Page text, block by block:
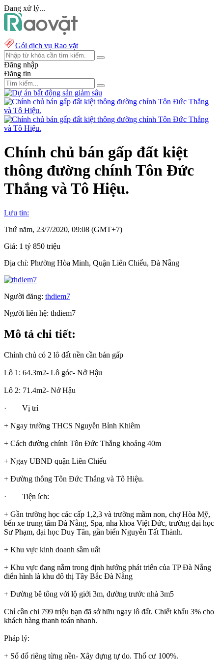
Đang xử lý...
Gói dịch vụ Rao vặt
Đăng nhập
Đăng tin
Chính chủ bán gấp đất kiệt
thông đường chính Tôn Đức
Thắng và Tô Hiệu.
Lưu tin:
Thứ năm, 23/7/2020, 09:08 (GMT+7)
Giá: 1 tỷ 850 triệu
Địa chỉ: Phường Hòa Minh, Quận Liên Chiểu, Đà Nẵng
Người đăng: thdiem7
Người liên hệ: thdiem7
Mô tả chi tiết:
Chính chủ có 2 lô đất nền cần bán gấp
Lô 1: 64.3m2- Lô góc- Nở Hậu
Lô 2: 71.4m2- Nở Hậu
· Vị trí
+ Ngay trường THCS Nguyễn Bỉnh Khiêm
+ Cách đường chính Tôn Đức Thắng khoảng 40m
+ Ngay UBND quận Liên Chiểu
+ Đường thông Tôn Đức Thắng và Tô Hiệu.
· Tiện ích:
+ Gần trường học các cấp 1,2,3 và trường mầm non, chợ Hòa Mỹ,
bến xe trung tâm Đà Nẵng, Spa, nha khoa Việt Đức, trường đại học
Sư Phạm, đại học Duy Tân, gần biển Nguyễn Tất Thành.
+ Khu vực kinh doanh sầm uất
+ Khu vực đang nằm trong định hướng phát triển của TP Đà Nẵng
điển hình là khu đô thị Tây Bắc Đà Nẵng
+ Đường bê tông với lộ giới 3m, đường trước nhà 3m5
Chỉ cần chi 799 triệu bạn đã sở hữu ngay lô đất. Chiết khấu 3% cho
khách hàng thanh toán nhanh.
Pháp lý:
+ Sổ đổ riêng từng nền- Xây dựng tự do. Thổ cư 100%.